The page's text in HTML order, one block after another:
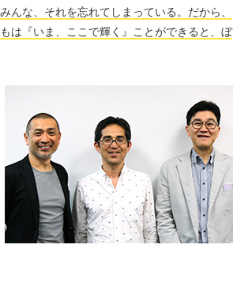
んな、それを忘れてしまっている。だから、
は『いま、ここで輝く』ことができると、ぼ